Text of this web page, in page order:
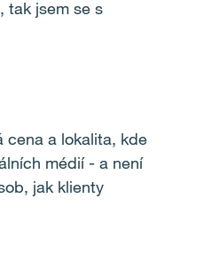
tak jsem se s
cena a lokalita, kde
médií - a není
jak klienty